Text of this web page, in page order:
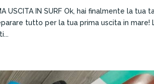
USCITA IN SURF Ok, hai finalmente la
tutto per la tua prima uscita in mare!